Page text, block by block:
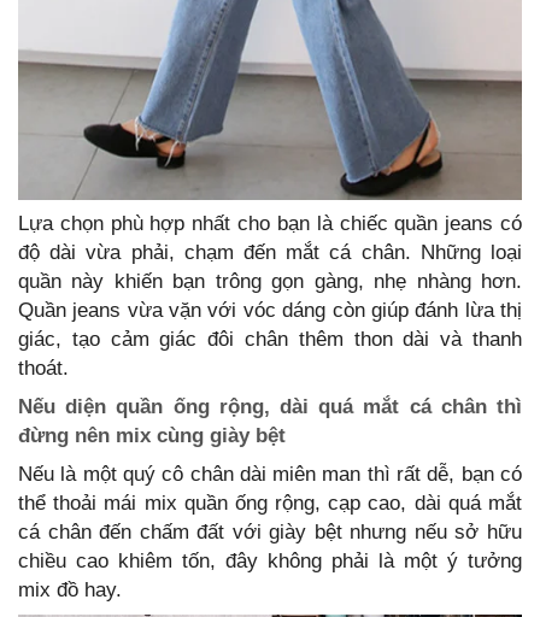
Lựa chọn phù hợp nhất cho bạn là chiếc quần jeans có
độ dài vừa phải, chạm đến mắt cá chân. Những loại
quần này khiến bạn trông gọn gàng, nhẹ nhàng hơn.
Quần jeans vừa vặn với vóc dáng còn giúp đánh lừa thị
giác, tạo cảm giác đôi chân thêm thon dài và thanh
thoát.
Nếu diện quần ống rộng, dài quá mắt cá chân thì
đừng nên mix cùng giày bệt
Nếu là một quý cô chân dài miên man thì rất dễ, bạn có
thể thoải mái mix quần ống rộng, cạp cao, dài quá mắt
cá chân đến chấm đất với giày bệt nhưng nếu sở hữu
chiều cao khiêm tốn, đây không phải là một ý tưởng
mix đồ hay.